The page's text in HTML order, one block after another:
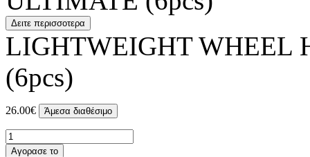
Δειτε περισσοτερα
LIGHTWEIGHT WHEEL
(6pcs)
26.00€ Άμεσα διαθέσιμο
Αγορασε το